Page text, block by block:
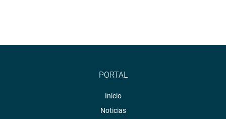
PORTAL
Inicio
Noticias